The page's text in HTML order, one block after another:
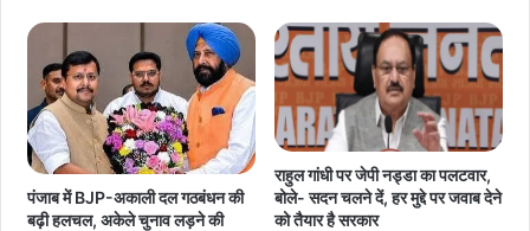
पंजाब में BJP-अकाली दल गठबंधन की
बढ़ी हलचल, अकेले चुनाव लड़ने की
राहुल गांधी पर जेपी नड्डा का पलटवार,
बोले- सदन चलने दें, हर मुद्दे पर जवाब देने
को तैयार है सरकार